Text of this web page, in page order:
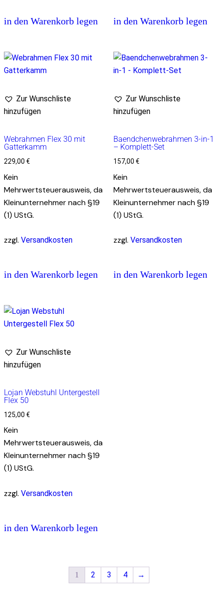
in den Warenkorb legen in den Warenkorb legen
Zur Wunschliste
hinzufügen
Webrahmen Flex 30 mit
Gatterkamm
229,00 €
Kein
Mehrwertsteuerausweis, da
Kleinunternehmer nach §19
(1) UStG.
zzgl. Versandkosten
in den Warenkorb legen
Zur Wunschliste
hinzufügen
Baendchenwebrahmen 3-in-1
– Komplett-Set
157,00 €
Kein
Mehrwertsteuerausweis, da
Kleinunternehmer nach §19
(1) UStG.
zzgl. Versandkosten
in den Warenkorb legen
Zur Wunschliste
hinzufügen
Lojan Webstuhl Untergestell
Flex 50
125,00 €
Kein
Mehrwertsteuerausweis, da
Kleinunternehmer nach §19
(1) UStG.
zzgl. Versandkosten
in den Warenkorb legen
1 2 3 4 →